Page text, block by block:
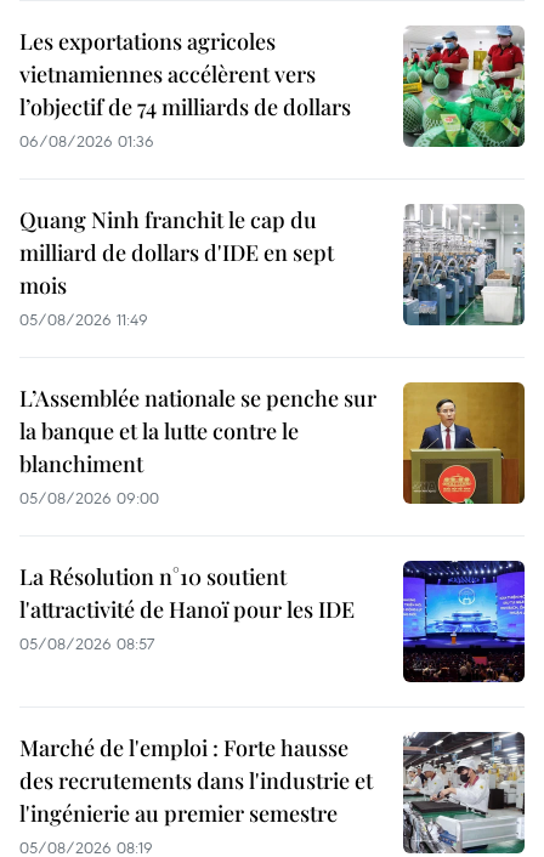
Les exportations agricoles
vietnamiennes accélèrent vers
l’objectif de 74 milliards de dollars
06/08/2026 01:36
Quang Ninh franchit le cap du
milliard de dollars d'IDE en sept
mois
05/08/2026 11:49
L’Assemblée nationale se penche sur
la banque et la lutte contre le
blanchiment
05/08/2026 09:00
La Résolution n°10 soutient
l'attractivité de Hanoï pour les IDE
05/08/2026 08:57
Marché de l'emploi : Forte hausse
des recrutements dans l'industrie et
l'ingénierie au premier semestre
05/08/2026 08:19